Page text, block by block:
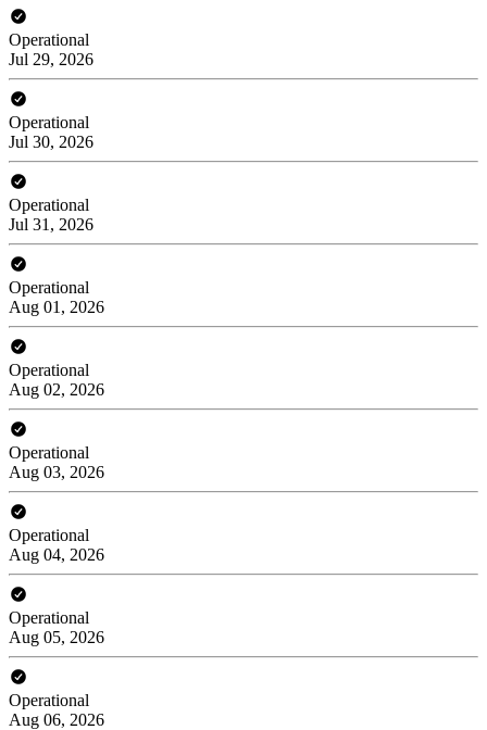
Operational
Jul 29, 2026
Operational
Jul 30, 2026
Operational
Jul 31, 2026
Operational
Aug 01, 2026
Operational
Aug 02, 2026
Operational
Aug 03, 2026
Operational
Aug 04, 2026
Operational
Aug 05, 2026
Operational
Aug 06, 2026